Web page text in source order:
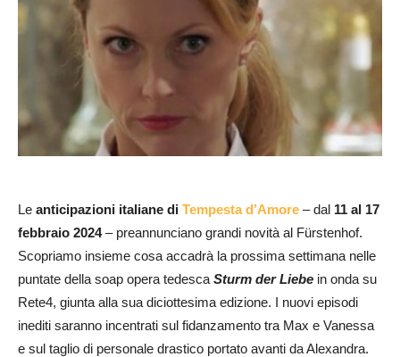
Le anticipazioni italiane di Tempesta d’Amore – dal 11 al 17
febbraio 2024– preannunciano grandi novità al Fürstenhof.
Scopriamo insieme cosa accadrà la prossima settimana nelle
puntate della soap opera tedesca Sturm der Liebe in onda su
Rete4, giunta alla sua diciottesima edizione. I nuovi episodi
inediti saranno incentrati sul fidanzamento tra Max e Vanessa
e sul taglio di personale drastico portato avanti da Alexandra.